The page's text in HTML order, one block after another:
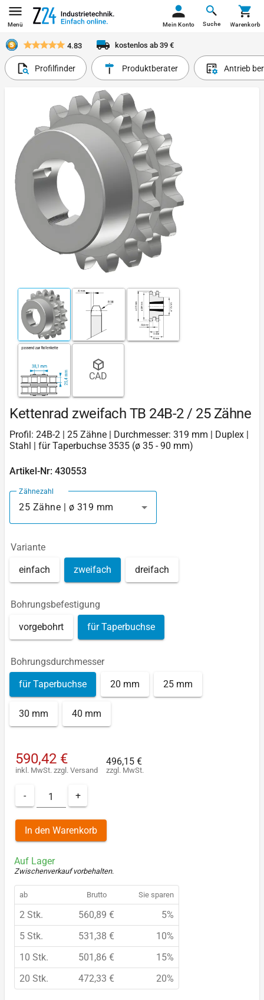
Menü Suche
Mein Konto Warenkorb
4.83 kostenlos ab 39 €
Profilfinder Produktberater Antrieb
CAD
Kettenrad zweifach TB 24B-2 / 25 Zähne
Profil: 24B-2 | 25 Zähne | Durchmesser: 319 mm | Duplex |
Stahl | für Taperbuchse 3535 (ø 35 - 90 mm)
Artikel-Nr: 430553
Zähnezahl
25 Zähne | ø 319 mm
Variante
einfach zweifach dreifach
Bohrungsbefestigung
vorgebohrt für Taperbuchse
Bohrungsdurchmesser
für Taperbuchse 20 mm 25 mm
30 mm 40 mm
590,42 €
inkl. MwSt. zzgl. Versand
496,15 €
zzgl. MwSt.
- +
In den Warenkorb
Auf Lager
Zwischenverkauf vorbehalten.
ab Brutto Sie sparen
2 Stk. 560,89 €
5%
5 Stk.
531,38 €
10%
10 Stk.
501,86 €
15%
20 Stk.
472,33 € 20%